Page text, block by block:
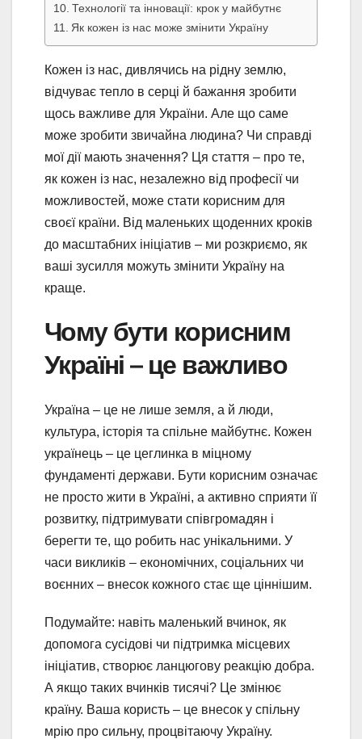
Технології та інновації: крок у майбутнє
Як кожен із нас може змінити Україну
Кожен із нас, дивлячись на рідну землю,
відчуває тепло в серці й бажання зробити
щось важливе для України. Але що саме
може зробити звичайна людина? Чи справді
мої дії мають значення? Ця стаття – про те,
як кожен із нас, незалежно від професії чи
можливостей, може стати корисним для
своєї країни. Від маленьких щоденних кроків
до масштабних ініціатив – ми розкриємо, як
ваші зусилля можуть змінити Україну на
краще.
Чому бути корисним
Україні – це важливо
Україна – це не лише земля, а й люди,
культура, історія та спільне майбутнє. Кожен
українець – це цеглинка в міцному
фундаменті держави. Бути корисним означає
не просто жити в Україні, а активно сприяти її
розвитку, підтримувати співгромадян і
берегти те, що робить нас унікальними. У
часи викликів – економічних, соціальних чи
воєнних – внесок кожного стає ще ціннішим.
Подумайте: навіть маленький вчинок, як
допомога сусідові чи підтримка місцевих
ініціатив, створює ланцюгову реакцію добра.
А якщо таких вчинків тисячі? Це змінює
країну. Ваша користь – це внесок у спільну
мрію про сильну, процвітаючу Україну.